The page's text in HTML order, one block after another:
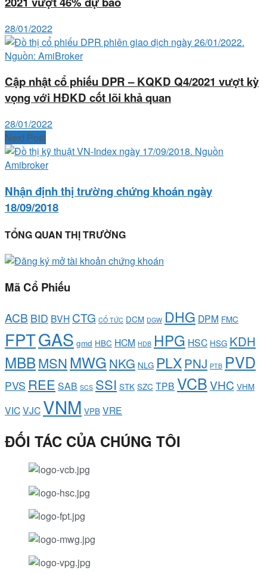
28/01/2022
Cập nhật cổ phiếu DPR – KQKD Q4/2021 vượt kỳ
vọng với HĐKD cốt lõi khả quan
28/01/2022
Next Post
Nhận định thị trường chứng khoán ngày
18/09/2018
TỔNG QUAN THỊ TRƯỜNG
Mã Cổ Phiếu
ACB BID BVH CTG CỔ TỨC DCM DGW DHG DPM FMC
FPTGAS gmd HBC HCM HDB HPG HSC HSG KDH
MBBMSNMWG NKG NLG PLXPNJ PTB PVD
PVS REE SAB SCS SSI STK SZC TPB VCBVHC VHM
VICVJC VNM VPB VRE
ĐỐI TÁC CỦA CHÚNG TÔI